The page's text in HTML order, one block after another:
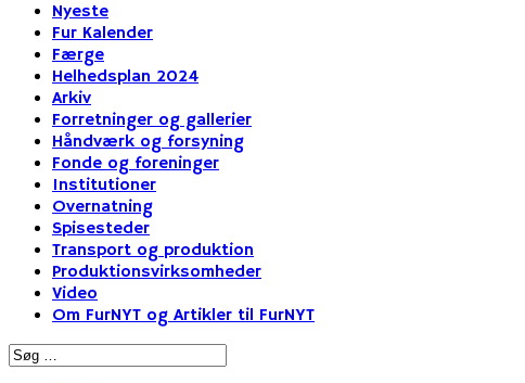
Nyeste
Fur Kalender
Færge
Helhedsplan 2024
Arkiv
Forretninger og gallerier
Håndværk og forsyning
Fonde og foreninger
Institutioner
Overnatning
Spisesteder
Transport og produktion
Produktionsvirksomheder
Video
Om FurNYT og Artikler til FurNYT